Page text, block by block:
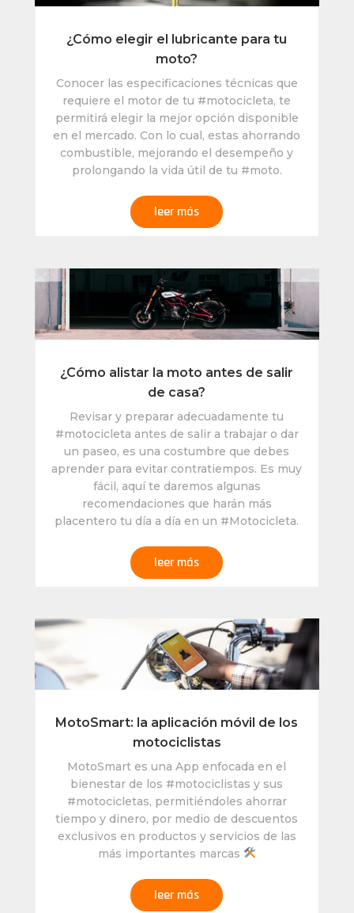
¿Cómo elegir el lubricante para tu
moto?
Conocer las especificaciones técnicas que
requiere el motor de tu #motocicleta, te
permitirá elegir la mejor opción disponible
en el mercado. Con lo cual, estas ahorrando
combustible, mejorando el desempeño y
prolongando la vida útil de tu #moto.
leer más
¿Cómo alistar la moto antes de salir
de casa?
Revisar y preparar adecuadamente tu
#motocicleta antes de salir a trabajar o dar
un paseo, es una costumbre que debes
aprender para evitar contratiempos. Es muy
fácil, aquí te daremos algunas
recomendaciones que harán más
placentero tu día a día en un #Motocicleta.
leer más
MotoSmart: la aplicación móvil de los
motociclistas
MotoSmart es una App enfocada en el
bienestar de los #motociclistas y sus
#motocicletas, permitiéndoles ahorrar
tiempo y dinero, por medio de descuentos
exclusivos en productos y servicios de las
más importantes marcas
leer más